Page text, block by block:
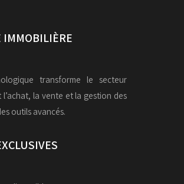
IMMOBILIÈRE
transforme le secteur
la vente et la gestion des
outils avancés.